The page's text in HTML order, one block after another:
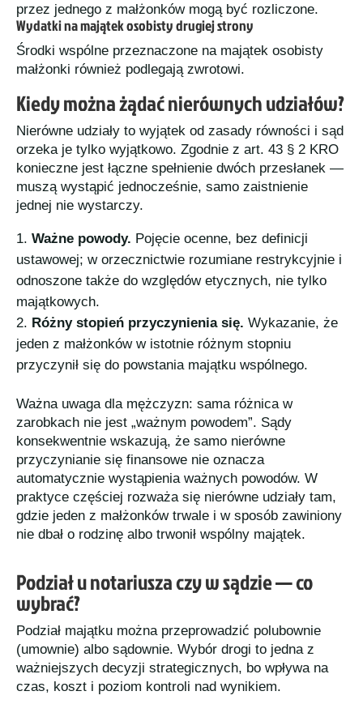
przez jednego z małżonków mogą być rozliczone.
Wydatki na majątek osobisty drugiej strony
Środki wspólne przeznaczone na majątek osobisty
małżonki również podlegają zwrotowi.
Kiedy można żądać nierównych udziałów?
Nierówne udziały to wyjątek od zasady równości i sąd
orzeka je tylko wyjątkowo. Zgodnie z art. 43 § 2 KRO
konieczne jest łączne spełnienie dwóch przesłanek —
muszą wystąpić jednocześnie, samo zaistnienie
jednej nie wystarczy.
Ważne powody. Pojęcie ocenne, bez definicji
ustawowej; w orzecznictwie rozumiane restrykcyjnie i
odnoszone także do względów etycznych, nie tylko
majątkowych.
Różny stopień przyczynienia się. Wykazanie, że
jeden z małżonków w istotnie różnym stopniu
przyczynił się do powstania majątku wspólnego.
Ważna uwaga dla mężczyzn: sama różnica w
zarobkach nie jest „ważnym powodem”. Sądy
konsekwentnie wskazują, że samo nierówne
przyczynianie się finansowe nie oznacza
automatycznie wystąpienia ważnych powodów. W
praktyce częściej rozważa się nierówne udziały tam,
gdzie jeden z małżonków trwale i w sposób zawiniony
nie dbał o rodzinę albo trwonił wspólny majątek.
Podział u notariusza czy w sądzie — co
wybrać?
Podział majątku można przeprowadzić polubownie
(umownie) albo sądownie. Wybór drogi to jedna z
ważniejszych decyzji strategicznych, bo wpływa na
czas, koszt i poziom kontroli nad wynikiem.
0
Shares